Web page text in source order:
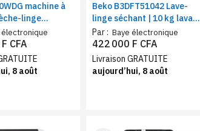
machine à
linge
inverter gris –
grande
électronique
CFA
8 août
Beko B3DFT51042 Lave-
linge séchant | 10 kg lavage
/ 7 kg séchage | Moteur
Inverter
Par : Baye électronique
422 000 F CFA
Livraison GRATUITE
aujourd’hui, 8 août